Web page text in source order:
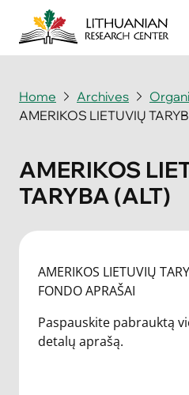
About
Periodicals
Books
News & Events
Contact Us
Home Archives
AMERIKOS LIETUVIŲ
AMERIKOS
TARYBA (ALT)
AMERIKOS LIETUVIŲ
FONDO APRAŠAI
Paspauskite pabrauktą
detalų aprašą.